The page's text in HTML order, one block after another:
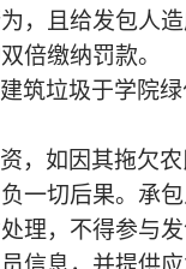
，且给发包人
倍缴纳罚款。
筑垃圾于学院
，如因其拖欠
一切后果。承
理，不得参与